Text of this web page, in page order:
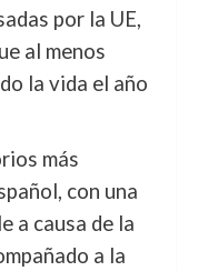
por la UE,
al menos
la vida el año
más
con una
a causa de la
a la